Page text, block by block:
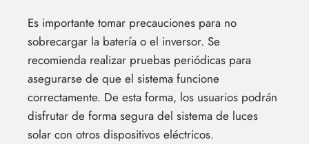
Es importante tomar precauciones para no
sobrecargar la batería o el inversor. Se
recomienda realizar pruebas periódicas para
asegurarse de que el sistema funcione
correctamente. De esta forma, los usuarios podrán
disfrutar de forma segura del sistema de luces
solar con otros dispositivos eléctricos.